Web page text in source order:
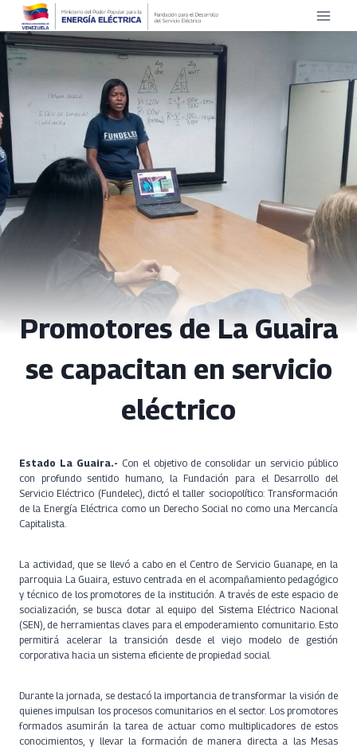
Saltar
contenido
Promotores de La Guaira
se capacitan en servicio
eléctrico
Estado La Guaira.- Con el objetivo de consolidar un servicio público
con profundo sentido humano, la Fundación para el Desarrollo del
Servicio Eléctrico (Fundelec), dictó el taller sociopolítico: Transformación
de la Energía Eléctrica como un Derecho Social no como una Mercancía
Capitalista.
La actividad, que se llevó a cabo en el Centro de Servicio Guanape, en la
parroquia La Guaira, estuvo centrada en el acompañamiento pedagógico
y técnico de los promotores de la institución. A través de este espacio de
socialización, se busca dotar al equipo del Sistema Eléctrico Nacional
(SEN), de herramientas claves para el empoderamiento comunitario. Esto
permitirá acelerar la transición desde el viejo modelo de gestión
corporativa hacia un sistema eficiente de propiedad social.
Durante la jornada, se destacó la importancia de transformar la visión de
quienes impulsan los procesos comunitarios en el sector. Los promotores
formados asumirán la tarea de actuar como multiplicadores de estos
conocimientos, y llevar la formación de manera directa a las Mesas